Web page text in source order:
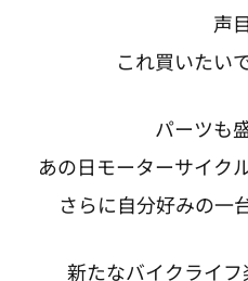
声
これ買いたい
パーツも
あの日モーターサイク
さらに自分好みの一
新たなバイクライ